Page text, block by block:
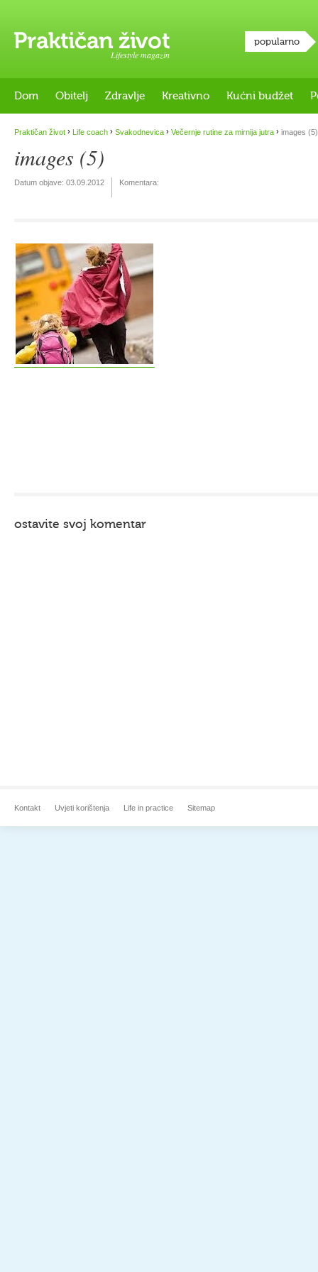
Lifestyle magazin
popularno
Dom Obitelj Zdravlje Kreativno Kućni budžet
Praktičan život › Life coach › Svakodnevica › Večernje rutine za mirnija jutra › images (5)
images (5)
Datum objave: 03.09.2012 Komentara:
ostavite svoj komentar
Kontakt Uvjeti korištenja Life in practice Sitemap